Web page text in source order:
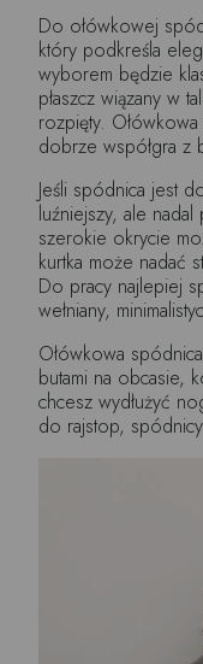
Do ołówkowej
który podkreśla
wyborem będzie
płaszcz wiązany w
rozpięty.
dobrze współgra z
Jeśli spódnica jest
luźniejszy, ale
szerokie okrycie
kurtka może nadać
Do pracy najlepiej
wełniany,
Ołówkowa
butami na obcasie,
chcesz wydłużyć
do rajstop, spódnicy